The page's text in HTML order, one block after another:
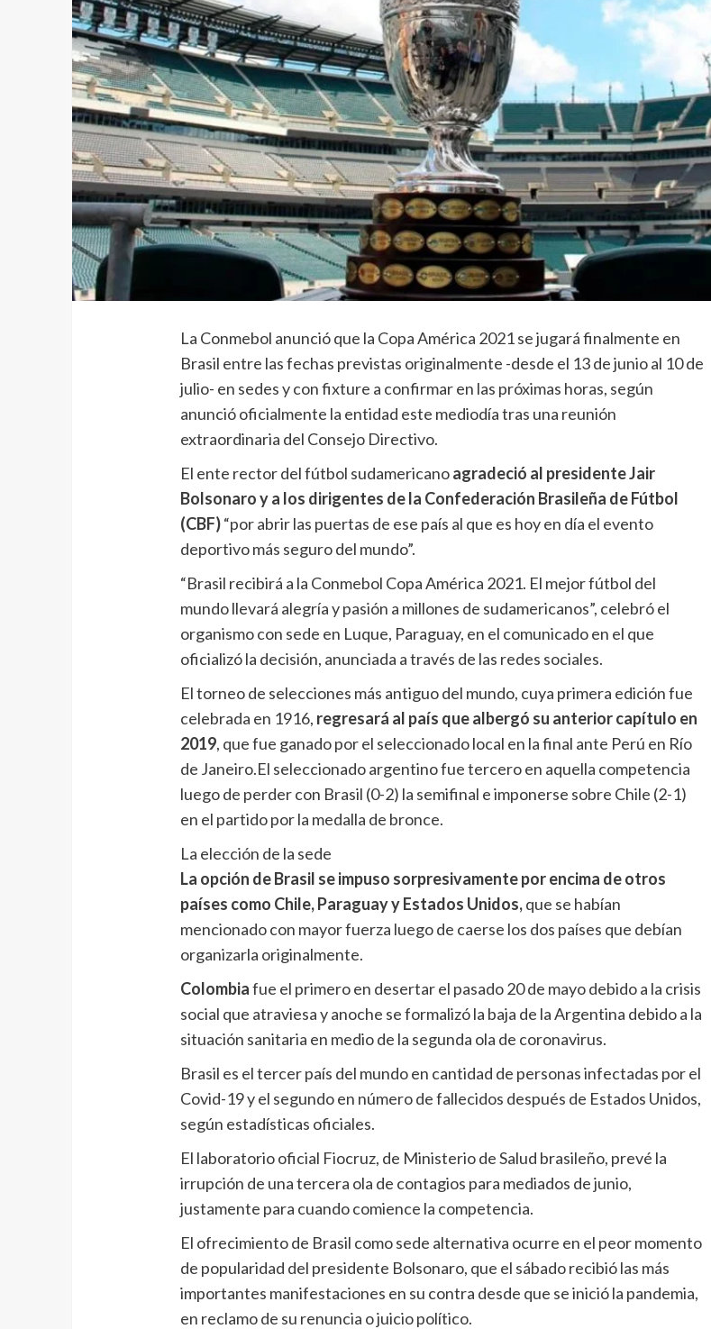
La Conmebol anunció que la Copa América 2021 se jugará finalmente en
Brasil entre las fechas previstas originalmente -desde el 13 de junio al 10 de
julio- en sedes y con fixture a confirmar en las próximas horas, según
anunció oficialmente la entidad este mediodía tras una reunión
extraordinaria del Consejo Directivo.
El ente rector del fútbol sudamericanoagradeció al presidente Jair
Bolsonaro y a los dirigentes de la Confederación Brasileña de Fútbol
(CBF)“por abrir las puertas de ese país al que es hoy en día el evento
deportivo más seguro del mundo”.
“Brasil recibirá a la Conmebol Copa América 2021. El mejor fútbol del
mundo llevará alegría y pasión a millones de sudamericanos”, celebró el
organismo con sede en Luque, Paraguay, en el comunicado en el que
oficializó la decisión, anunciada a través de las redes sociales.
El torneo de selecciones más antiguo del mundo, cuya primera edición fue
celebrada en 1916, regresará al país que albergó su anterior capítulo en
2019, que fue ganado por el seleccionado local en la final ante Perú en Río
de Janeiro.El seleccionado argentino fue tercero en aquella competencia
luego de perder con Brasil (0-2) la semifinal e imponerse sobre Chile (2-1)
en el partido por la medalla de bronce.
La elección de la sede
La opción de Brasil se impuso sorpresivamente por encima de otros
países como Chile, Paraguay y Estados Unidos,que se habían
mencionado con mayor fuerza luego de caerse los dos países que debían
organizarla originalmente.
Colombiafue el primero en desertar el pasado 20 de mayo debido a la crisis
social que atraviesa y anoche se formalizó la baja de la Argentina debido a la
situación sanitaria en medio de la segunda ola de coronavirus.
Brasil es el tercer país del mundo en cantidad de personas infectadas por el
Covid-19 y el segundo en número de fallecidos después de Estados Unidos,
según estadísticas oficiales.
El laboratorio oficial Fiocruz, de Ministerio de Salud brasileño, prevé la
irrupción de una tercera ola de contagios para mediados de junio,
justamente para cuando comience la competencia.
El ofrecimiento de Brasil como sede alternativa ocurre en el peor momento
de popularidad del presidente Bolsonaro, que el sábado recibió las más
importantes manifestaciones en su contra desde que se inició la pandemia,
en reclamo de su renuncia o juicio político.